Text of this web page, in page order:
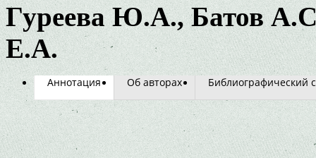
Гуреева Ю.А., Батов
Е.А.
Аннотация Об авторах Библиографический